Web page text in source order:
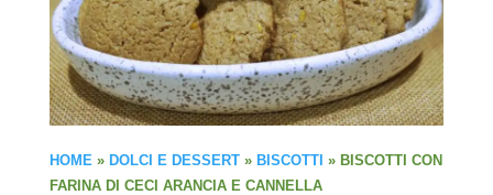
HOME » DOLCI E DESSERT» BISCOTTI » BISCOTTI CON
FARINA DI CECI ARANCIA E CANNELLA